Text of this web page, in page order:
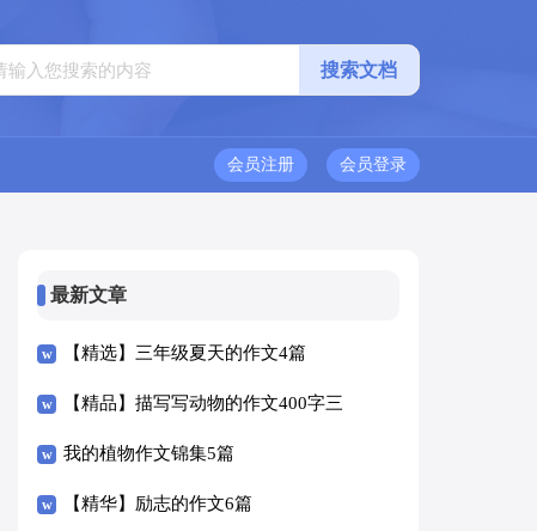
会员登录
会员注册
最新文章
【精选】三年级夏天的作文4篇
【精品】描写写动物的作文400字三
篇
我的植物作文锦集5篇
【精华】励志的作文6篇